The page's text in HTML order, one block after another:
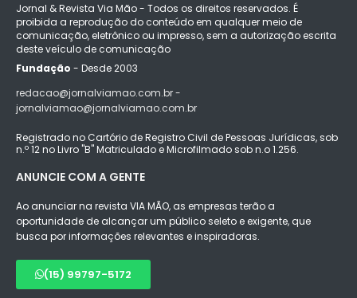
Jornal & Revista Via Mão - Todos os direitos reservados. É
proibida a reprodução do conteúdo em qualquer meio de
comunicação, eletrônico ou impresso, sem a autorização escrita
deste veículo de comunicação
Fundação - Desde 2003
redacao@jornalviamao.com.br -
jornalviamao@jornalviamao.com.br
Registrado no Cartório de Registro Civil de Pessoas Jurídicas, sob
n.º 12 no Livro "B" Matriculado e Microfilmado sob n.o 1.256.
ANUNCIE COM A GENTE
Ao anunciar na revista VIA MÃO, as empresas terão a
oportunidade de alcançar um público seleto e exigente, que
busca por informações relevantes e inspiradoras.
(15) 99797-5172